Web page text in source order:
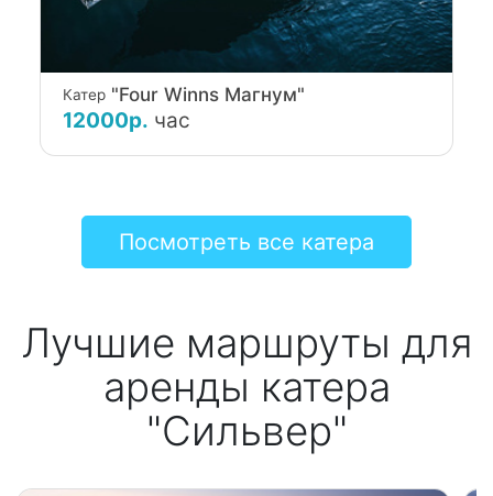
Катер"Four Winns Магнум"
12000р. час
Посмотреть все катера
Лучшие маршруты для
аренды катера
"Сильвер"